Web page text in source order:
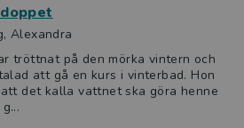
Alexandra
tröttnat på den mörka vintern och
att gå en kurs i vinterbad. Hon
det kalla vattnet ska göra henne